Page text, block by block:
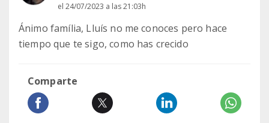
el 24/07/2023 a las 21:03h
Ánimo família, Lluís no me conoces pero hace
tiempo que te sigo, como has crecido
Comparte